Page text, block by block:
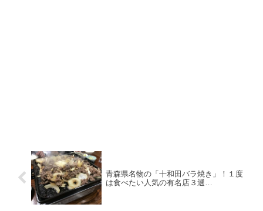
青森県名物の「十和田バラ焼き」！１度
は食べたい人気の有名店３選…